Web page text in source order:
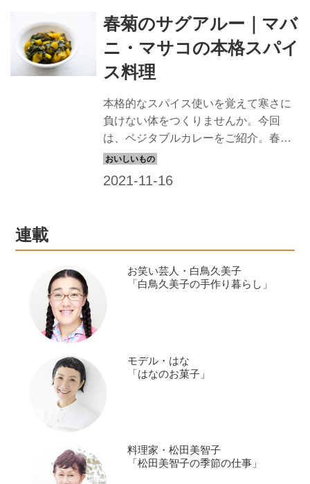
春菊のサグアルー｜マバ
ニ・マサコの本格スパイ
ス料理
本格的なスパイス使いを覚えて寒さに
負けない体をつくりませんか。今回
は、ベジタブルカレーをご紹介。春菊
をこれでもかというほど入れるので、
連載
お笑い芸人・白鳥久美子
「白鳥久美子の手作り暮らし」
モデル・はな
「はなのお菓子」
料理家・松田美智子
「松田美智子の季節の仕事」